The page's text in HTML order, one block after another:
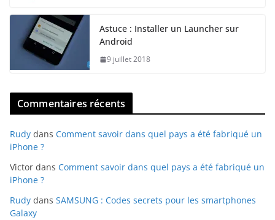
Astuce : Installer un Launcher sur
Android
9 juillet 2018
Commentaires récents
Rudy dans Comment savoir dans quel pays a été fabriqué un
iPhone ?
Victor dans Comment savoir dans quel pays a été fabriqué un
iPhone ?
Rudy dans SAMSUNG : Codes secrets pour les smartphones
Galaxy